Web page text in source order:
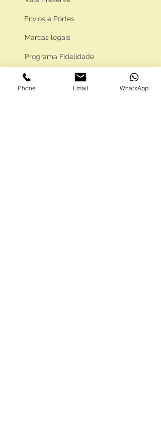
Envios e Portes
Marcas legais
Programa Fidelidade
Phone Email WhatsApp